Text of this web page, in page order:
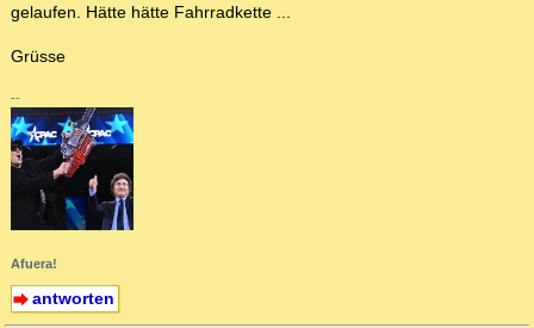
gelaufen. Hätte hätte Fahrradkette ...
Grüsse
--
Afuera!
antworten